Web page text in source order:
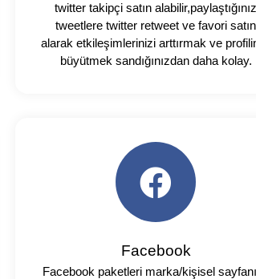
twitter takipçi satın alabilir,paylaştığınız
tweetlere twitter retweet ve favori satın
alarak etkileşimlerinizi arttırmak ve
büyütmek sandığınızdan daha kolay.
Facebook
Facebook paketleri marka/kişisel